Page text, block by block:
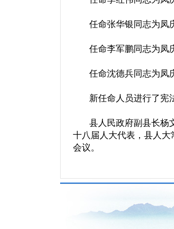
任命张华银同志为凤
任命李军鹏同志为凤
任命沈德兵同志为凤
新任命人员进行了宪
县人民政府副县长杨
十八届人大代表，县人
会议。